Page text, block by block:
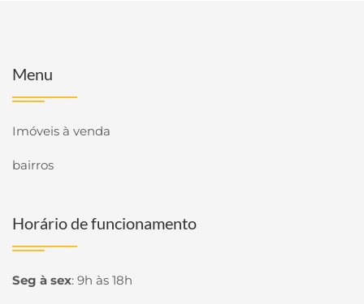
Menu
Imóveis à venda
bairros
Horário de funcionamento
Seg à sex: 9h às 18h